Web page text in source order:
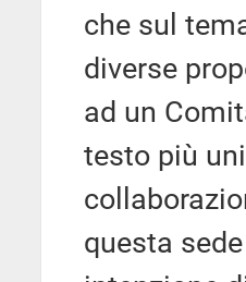
che sul
diverse
ad un
testo più
questa